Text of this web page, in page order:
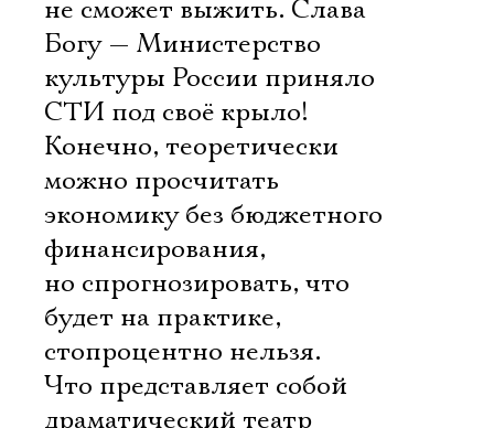
не сможет выжить. Слава
Богу — Министерство
культуры России приняло
СТИ под своё крыло!
Конечно, теоретически
можно просчитать
экономику без бюджетного
финансирования,
но спрогнозировать, что
будет на практике,
стопроцентно нельзя.
Что представляет собой
драматический театр